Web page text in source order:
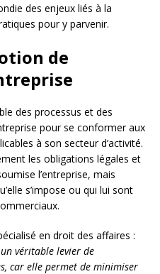
des enjeux liés à la
pour y parvenir.
de
des processus et des
pour se conformer aux
à son secteur d’activité.
les obligations légales et
l’entreprise, mais
s’impose ou qui lui sont
en droit des affaires :
véritable levier de
car elle permet de minimiser